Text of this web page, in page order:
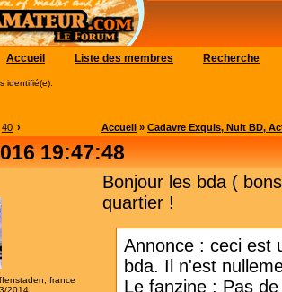
Accueil Liste des membres Recherche
identifié(e).
40 › Accueil » Cadavre Exquis, Nuit BD,
19:47:48
france
2014
Bonjour les bda (
quartier !
Annonce : ceci est
bda. Il n'est
Le fanzine : Pas